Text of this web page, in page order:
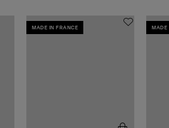
MADE IN FRANCE MADE